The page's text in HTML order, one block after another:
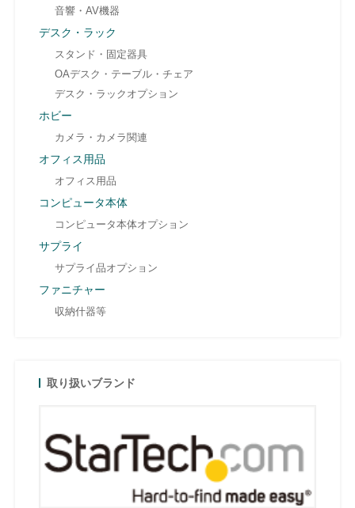
音響・AV機器
デスク・ラック
スタンド・固定器具
OAデスク・テーブル・チェア
デスク・ラックオプション
ホビー
カメラ・カメラ関連
オフィス用品
オフィス用品
コンピュータ本体
コンピュータ本体オプション
サプライ
サプライ品オプション
ファニチャー
収納什器等
取り扱いブランド